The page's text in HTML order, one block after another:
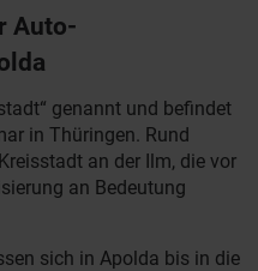
Auto-
genannt und befindet
in Thüringen. Rund
an der Ilm, die vor
an Bedeutung
sich in Apolda bis in die